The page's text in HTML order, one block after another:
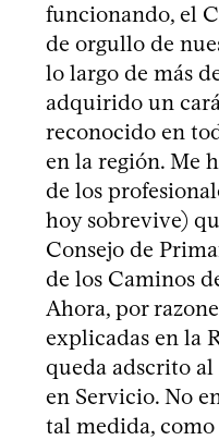
funcionando, el
de orgullo de
lo largo de más
adquirido un
reconocido en
en la región. Me
de los
hoy sobrevive)
Consejo de
de los Caminos
Ahora, por
explicadas en la
queda adscrito
en Servicio. No
tal medida,